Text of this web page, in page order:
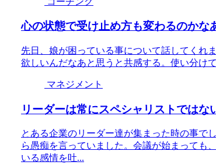
心の状態で受け止め方も変わるのかな
先日、娘が困っている事について話してくれ
欲しいんだなあと思うと共感する。使い分け
マネジメント
リーダーは常にスペシャリストではな
とある企業のリーダー達が集まった時の事で
ら愚痴を言っていました。会議が始まっても
いる感情を吐...